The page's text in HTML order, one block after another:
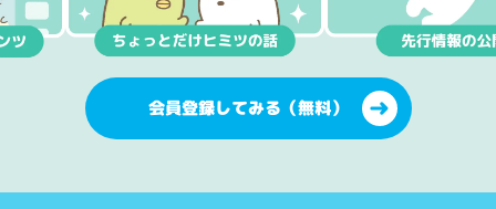
会員登録してみる（無料）